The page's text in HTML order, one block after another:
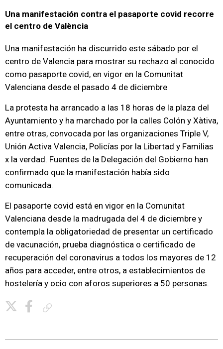
Una manifestación contra el pasaporte covid recorre
el centro de València
Una manifestación ha discurrido este sábado por el
centro de Valencia para mostrar su rechazo al conocido
como pasaporte covid, en vigor en la Comunitat
Valenciana desde el pasado 4 de diciembre
La protesta ha arrancado a las 18 horas de la plaza del
Ayuntamiento y ha marchado por la calles Colón y Xàtiva,
entre otras, convocada por las organizaciones Triple V,
Unión Activa Valencia, Policías por la Libertad y Familias
x la verdad. Fuentes de la Delegación del Gobierno han
confirmado que la manifestación había sido
comunicada.
El pasaporte covid está en vigor en la Comunitat
Valenciana desde la madrugada del 4 de diciembre y
contempla la obligatoriedad de presentar un certificado
de vacunación, prueba diagnóstica o certificado de
recuperación del coronavirus a todos los mayores de 12
años para acceder, entre otros, a establecimientos de
hostelería y ocio con aforos superiores a 50 personas.